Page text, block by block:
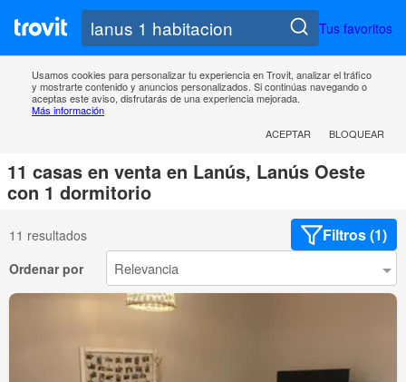
Tus favoritos
Usamos cookies para personalizar tu experiencia en Trovit, analizar el tráfico
y mostrarte contenido y anuncios personalizados. Si continúas navegando o
aceptas este aviso, disfrutarás de una experiencia mejorada.
Más información
ACEPTAR
BLOQUEAR
11 casas en venta en Lanús, Lanús Oeste
con 1 dormitorio
11 resultados Filtros (1)
Ordenar por